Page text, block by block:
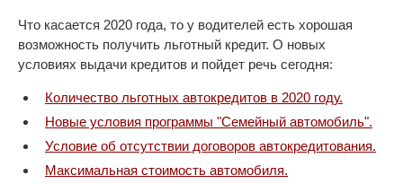
Что касается 2020 года, то у водителей есть хорошая
возможность получить льготный кредит. О новых
условиях выдачи кредитов и пойдет речь сегодня:
Количество льготных автокредитов в 2020 году.
Новые условия программы "Семейный автомобиль".
Условие об отсутствии договоров автокредитования.
Максимальная стоимость автомобиля.